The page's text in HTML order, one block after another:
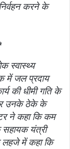
करने के
स्वास्थ्य
में जल प्रदाय
की धीमी गति के
उनके ठेके के
ने कहा कि कम
सहायक यंत्री
में कहा कि